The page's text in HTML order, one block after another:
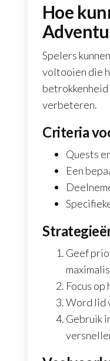
Hoe
Spelers kunnen
voltooien die
verbeteren.
Criteria
Quests
Een
Geef
Focus
Word lid
Gebruik